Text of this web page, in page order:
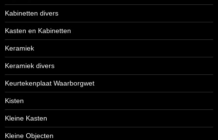
Kabinetten divers
Kasten en Kabinetten
Keramiek
Keramiek divers
Keurtekenplaat Waarborgwet
Kisten
Kleine Kasten
Kleine Objecten